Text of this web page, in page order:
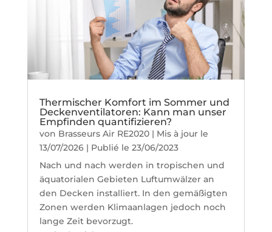
Thermischer Komfort im Sommer und
Deckenventilatoren: Kann man unser
Empfinden quantifizieren?
von Brasseurs Air RE2020| Mis à jour le
13/07/2026 | Publié le 23/06/2023
Nach und nach werden in tropischen und
äquatorialen Gebieten Luftumwälzer an
den Decken installiert. In den gemäßigten
Zonen werden Klimaanlagen jedoch noch
lange Zeit bevorzugt.